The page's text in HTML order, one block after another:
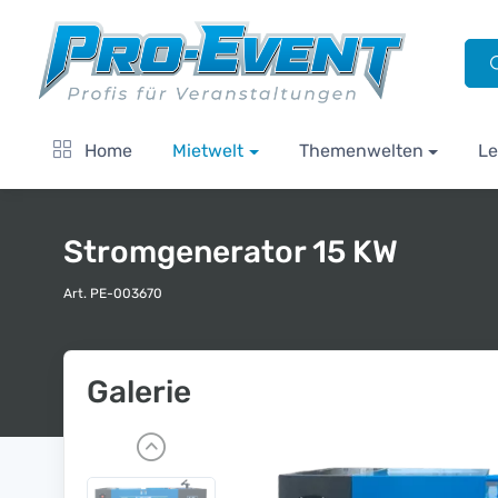
Home Mietwelt Themenwelten
Stromgenerator 15 KW
Art. PE-003670
Galerie
P
r